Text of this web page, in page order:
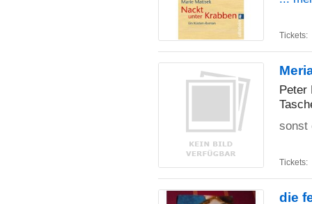
Tickets:
Peter
sonst
Tickets:
die